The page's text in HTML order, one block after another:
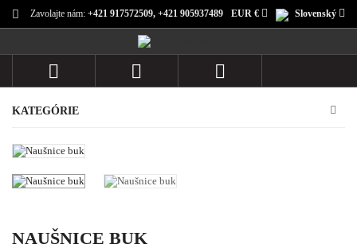
Zavolajte nám: +421 917572509, +421 905937489 Slovenský
EUR €
  
KATEGÓRIE
NAUŠNICE BUK